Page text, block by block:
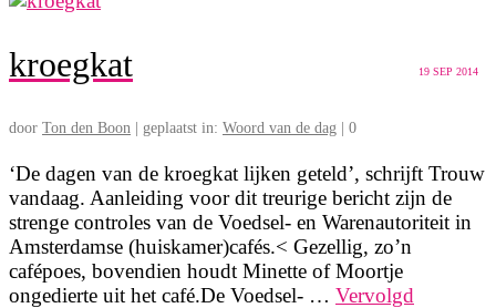
19 SEP 2014
kroegkat
door Ton den Boon geplaatst in: Woord van de dag 0
‘De dagen van de kroegkat lijken geteld’, schrijft Trouw
vandaag. Aanleiding voor dit treurige bericht zijn de
strenge controles van de Voedsel- en Warenautoriteit in
Amsterdamse (huiskamer)cafés.< Gezellig, zo’n
cafépoes, bovendien houdt Minette of Moortje
ongedierte uit het café.De Voedsel- … Vervolgd